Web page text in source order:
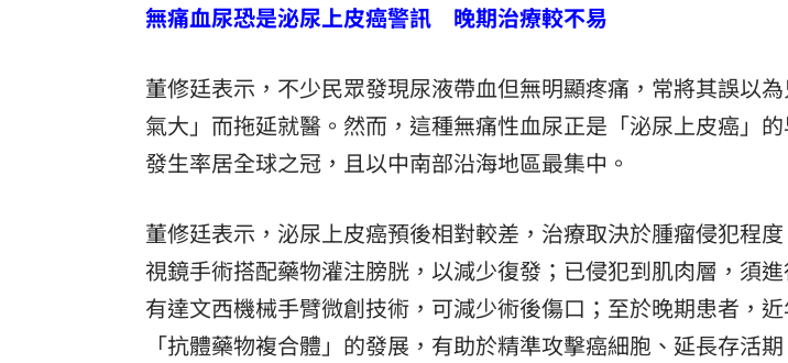
理想混蛋號召粉絲跨海追星吃美食！ 18:15
無痛血尿恐是泌尿上皮癌警訊 晚期治療較不易
董修廷表示，不少民眾發現尿液帶血但無明顯疼痛，常將其誤以
氣大」而拖延就醫。然而，這種無痛性血尿正是「泌尿上皮癌」
發生率居全球之冠，且以中南部沿海地區最集中。
董修廷表示，泌尿上皮癌預後相對較差，治療取決於腫瘤侵犯程
視鏡手術搭配藥物灌注膀胱，以減少復發；已侵犯到肌肉層，須
有達文西機械手臂微創技術，可減少術後傷口；至於晚期患者，
「抗體藥物複合體」的發展，有助於精準攻擊癌細胞、延長存活期